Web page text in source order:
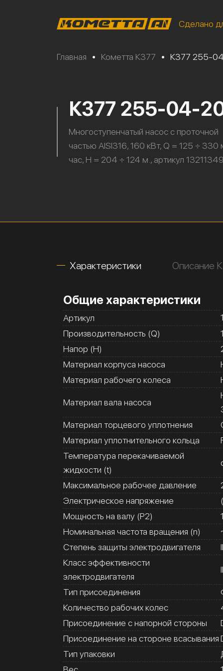
Сделано
Главная • Кометта К377 • К377 255-
К377 255-04-
Многоступенчатый насос с проточной
частью AISI316, 160 кВт, Q = 125 ÷ 330
час, H = 204 ÷ 124 м., артикул
Характеристики Описание
Общие характеристики
Артикул
Производительность (Q)
Напор (H)
Материал корпуса насоса
Материал рабочего колеса
Материал вала насоса
Материал торцевого уплотнения
Материал уплотнительного кольца
Температура перекачиваемой
жидкости (t)
Максимальное рабочее давление
Электрическое напряжение
Мощность на валу (Р2)
Номинальная частота вращения (n)
Степень защиты электродвигателя
Класс эффективности
электродвигателя
Тип присоединения
Количество рабочих колес
Присоединение с напорной стороны
Присоединение на стороне всасывания
Тип упаковки